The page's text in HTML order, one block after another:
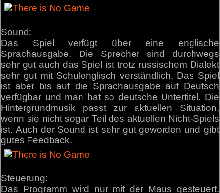
Sound:
Das Spiel verfügt über eine englische
Sprachausgabe. Die Sprecher sind durchwegs
sehr gut auch das Spiel ist trotz russischem Dialekt
sehr gut mit Schulenglisch verständlich. Das Spiel
ist aber bis auf die Sprachausgabe auf Deutsch
verfügbar und man hat so deutsche Untertitel. Die
Hintergrundmusik passt zur aktuellen Situation,
wenn sie nicht sogar Teil des aktuellen Nicht-Spiels
ist. Auch der Sound ist sehr gut geworden und gibt
gutes Feedback.
Steuerung:
Das Programm wird nur mit der Maus gesteuert.